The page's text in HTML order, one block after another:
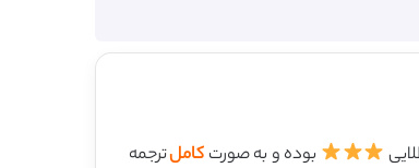
بوده و به صورت کاملترجمه